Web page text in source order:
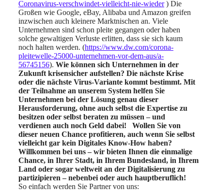
Coronavirus-verschwindet-vielleicht-nie-wieder) Die
Großen wie Google, eBay, Alibaba und Amazon greifen
inzwischen auch kleinere Marktnischen an. Viele
Unternehmen sind schon pleite gegangen oder haben
solche gewaltigen Verluste erlitten, dass sie sich kaum
noch halten werden. (https://www.dw.com/corona-
pleitewelle-25000-unternehmen-vor-dem-aus/a-
56745156). Wie können sich Unternehmen in der
Zukunft krisensicher aufstellen? Die nächste Krise
oder die nächste Virus-Variante kommt bestimmt. Mit
der Teilnahme an unserem System helfen Sie
Unternehmen bei der Lösung genau dieser
Herausforderung, ohne auch selbst die Expertise zu
besitzen oder selbst beraten zu müssen – und
verdienen auch noch Geld dabei!
Wollen Sie von
dieser neuen Chance profitieren, auch wenn Sie selbst
vielleicht gar kein Digitales Know-How haben?
Willkommen bei uns – wir bieten Ihnen die einmalige
Chance, in Ihrer Stadt, in Ihrem Bundesland, in Ihrem
Land oder sogar weltweit an der Digitalisierung zu
partizipieren – nebenbei oder auch hauptberuflich!
So einfach werden Sie Partner von uns: